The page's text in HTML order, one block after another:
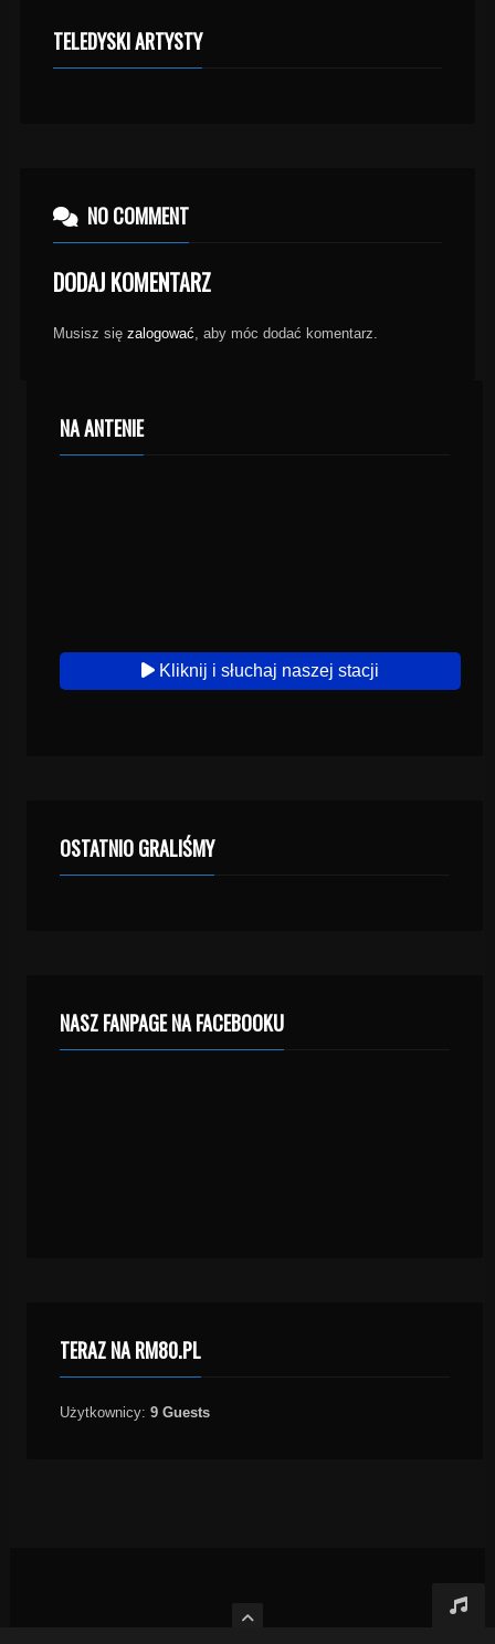
TELEDYSKI ARTYSTY
NO COMMENT
DODAJ KOMENTARZ
Musisz się zalogować, aby móc dodać komentarz.
NA ANTENIE
Kliknij i słuchaj naszej stacji
OSTATNIO GRALIŚMY
NASZ FANPAGE NA FACEBOOKU
TERAZ NA RM80.PL
Użytkownicy: 9 Guests